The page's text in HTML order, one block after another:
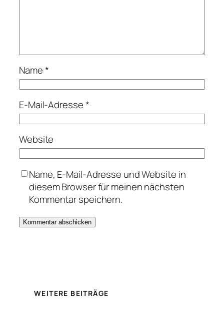
Name*
E-Mail-Adresse*
Website
Name, E-Mail-Adresse und Website in
diesem Browser für meinen nächsten
Kommentar speichern.
WEITERE BEITRÄGE